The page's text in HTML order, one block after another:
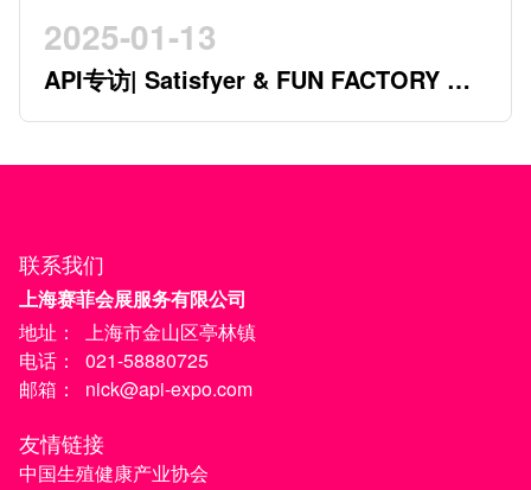
2025-01-13
API专访| Satisfyer & FUN FACTORY 开
创行业新时代的德系双星
联系我们
上海赛菲会展服务有限公司
地址：
上海市金山区亭林镇
电话：
021-58880725
邮箱：
nick@api-expo.com
友情链接
中国生殖健康产业协会